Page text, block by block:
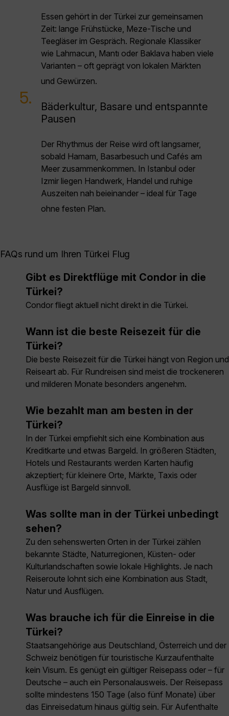
Essen gehört in der Türkei zur gemeinsamen
Zeit: lange Frühstücke, Meze-Tische und
Teegläser im Gespräch. Regionale Klassiker
wie Lahmacun, Mantı oder Baklava haben viele
Varianten – oft geprägt von lokalen Märkten
und Gewürzen.
5.
Bäderkultur, Basare und entspannte
Pausen
Der Rhythmus der Reise wird oft langsamer,
sobald Hamam, Basarbesuch und Cafés am
Meer zusammenkommen. In Istanbul oder
Izmir liegen Handwerk, Handel und ruhige
Auszeiten nah beieinander – ideal für Tage
ohne festen Plan.
FAQs rund um Ihren Türkei Flug
Gibt es Direktflüge mit Condor in die
Türkei?
Condor fliegt aktuell nicht direkt in die Türkei.
Wann ist die beste Reisezeit für die
Türkei?
Die beste Reisezeit für die Türkei hängt von Region und
Reiseart ab. Für Rundreisen sind meist die trockeneren
und milderen Monate besonders angenehm.
Wie bezahlt man am besten in der
Türkei?
In der Türkei empfiehlt sich eine Kombination aus
Kreditkarte und etwas Bargeld. In größeren Städten,
Hotels und Restaurants werden Karten häufig
akzeptiert; für kleinere Orte, Märkte, Taxis oder
Ausflüge ist Bargeld sinnvoll.
Was sollte man in der Türkei unbedingt
sehen?
Zu den sehenswerten Orten in der Türkei zählen
bekannte Städte, Naturregionen, Küsten- oder
Kulturlandschaften sowie lokale Highlights. Je nach
Reiseroute lohnt sich eine Kombination aus Stadt,
Natur und Ausflügen.
Was brauche ich für die Einreise in die
Türkei?
Staatsangehörige aus Deutschland, Österreich und der
Schweiz benötigen für touristische Kurzaufenthalte
kein Visum. Es genügt ein gültiger Reisepass oder – für
Deutsche – auch ein Personalausweis. Der Reisepass
sollte mindestens 150 Tage (also fünf Monate) über
das Einreisedatum hinaus gültig sein. Für Aufenthalte